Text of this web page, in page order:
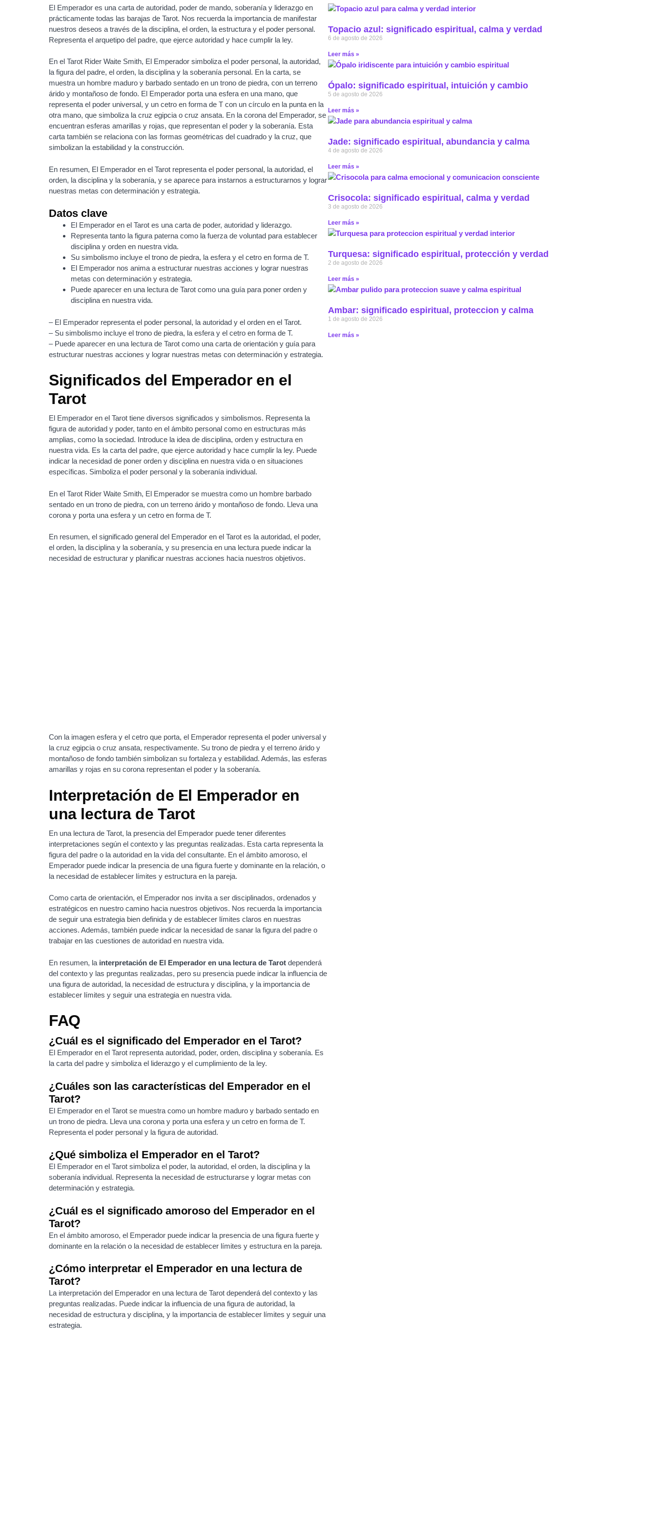
El Emperador es una carta de autoridad, poder de mando, soberanía y liderazgo en
prácticamente todas las barajas de Tarot. Nos recuerda la importancia de manifestar
nuestros deseos a través de la disciplina, el orden, la estructura y el poder personal.
Representa el arquetipo del padre, que ejerce autoridad y hace cumplir la ley.
En el Tarot Rider Waite Smith, El Emperador simboliza el poder personal, la autoridad,
la figura del padre, el orden, la disciplina y la soberanía personal. En la carta, se
muestra un hombre maduro y barbado sentado en un trono de piedra, con un terreno
árido y montañoso de fondo. El Emperador porta una esfera en una mano, que
representa el poder universal, y un cetro en forma de T con un círculo en la punta en la
otra mano, que simboliza la cruz egipcia o cruz ansata. En la corona del Emperador, se
encuentran esferas amarillas y rojas, que representan el poder y la soberanía. Esta
carta también se relaciona con las formas geométricas del cuadrado y la cruz, que
simbolizan la estabilidad y la construcción.
En resumen, El Emperador en el Tarot representa el poder personal, la autoridad, el
orden, la disciplina y la soberanía, y se aparece para instarnos a estructurarnos y lograr
nuestras metas con determinación y estrategia.
Datos clave
El Emperador en el Tarot es una carta de poder, autoridad y liderazgo.
Representa tanto la figura paterna como la fuerza de voluntad para establecer
disciplina y orden en nuestra vida.
Su simbolismo incluye el trono de piedra, la esfera y el cetro en forma de T.
El Emperador nos anima a estructurar nuestras acciones y lograr nuestras
metas con determinación y estrategia.
Puede aparecer en una lectura de Tarot como una guía para poner orden y
disciplina en nuestra vida.
– El Emperador representa el poder personal, la autoridad y el orden en el Tarot.
– Su simbolismo incluye el trono de piedra, la esfera y el cetro en forma de T.
– Puede aparecer en una lectura de Tarot como una carta de orientación y guía para
estructurar nuestras acciones y lograr nuestras metas con determinación y estrategia.
Significados del Emperador en el
Tarot
El Emperador en el Tarot tiene diversos significados y simbolismos. Representa la
figura de autoridad y poder, tanto en el ámbito personal como en estructuras más
amplias, como la sociedad. Introduce la idea de disciplina, orden y estructura en
nuestra vida. Es la carta del padre, que ejerce autoridad y hace cumplir la ley. Puede
indicar la necesidad de poner orden y disciplina en nuestra vida o en situaciones
específicas. Simboliza el poder personal y la soberanía individual.
En el Tarot Rider Waite Smith, El Emperador se muestra como un hombre barbado
sentado en un trono de piedra, con un terreno árido y montañoso de fondo. Lleva una
corona y porta una esfera y un cetro en forma de T.
En resumen, el significado general del Emperador en el Tarot es la autoridad, el poder,
el orden, la disciplina y la soberanía, y su presencia en una lectura puede indicar la
necesidad de estructurar y planificar nuestras acciones hacia nuestros objetivos.
Con la imagen esfera y el cetro que porta, el Emperador representa el poder universal y
la cruz egipcia o cruz ansata, respectivamente. Su trono de piedra y el terreno árido y
montañoso de fondo también simbolizan su fortaleza y estabilidad. Además, las esferas
amarillas y rojas en su corona representan el poder y la soberanía.
Interpretación de El Emperador en
una lectura de Tarot
En una lectura de Tarot, la presencia del Emperador puede tener diferentes
interpretaciones según el contexto y las preguntas realizadas. Esta carta representa la
figura del padre o la autoridad en la vida del consultante. En el ámbito amoroso, el
Emperador puede indicar la presencia de una figura fuerte y dominante en la relación, o
la necesidad de establecer límites y estructura en la pareja.
Como carta de orientación, el Emperador nos invita a ser disciplinados, ordenados y
estratégicos en nuestro camino hacia nuestros objetivos. Nos recuerda la importancia
de seguir una estrategia bien definida y de establecer límites claros en nuestras
acciones. Además, también puede indicar la necesidad de sanar la figura del padre o
trabajar en las cuestiones de autoridad en nuestra vida.
En resumen, la interpretación de El Emperador en una lectura de Tarot dependerá
del contexto y las preguntas realizadas, pero su presencia puede indicar la influencia de
una figura de autoridad, la necesidad de estructura y disciplina, y la importancia de
establecer límites y seguir una estrategia en nuestra vida.
FAQ
¿Cuál es el significado del Emperador en el Tarot?
El Emperador en el Tarot representa autoridad, poder, orden, disciplina y soberanía. Es
la carta del padre y simboliza el liderazgo y el cumplimiento de la ley.
¿Cuáles son las características del Emperador en el
Tarot?
El Emperador en el Tarot se muestra como un hombre maduro y barbado sentado en
un trono de piedra. Lleva una corona y porta una esfera y un cetro en forma de T.
Representa el poder personal y la figura de autoridad.
¿Qué simboliza el Emperador en el Tarot?
El Emperador en el Tarot simboliza el poder, la autoridad, el orden, la disciplina y la
soberanía individual. Representa la necesidad de estructurarse y lograr metas con
determinación y estrategia.
¿Cuál es el significado amoroso del Emperador en el
Tarot?
En el ámbito amoroso, el Emperador puede indicar la presencia de una figura fuerte y
dominante en la relación o la necesidad de establecer límites y estructura en la pareja.
¿Cómo interpretar el Emperador en una lectura de
Tarot?
La interpretación del Emperador en una lectura de Tarot dependerá del contexto y las
preguntas realizadas. Puede indicar la influencia de una figura de autoridad, la
necesidad de estructura y disciplina, y la importancia de establecer límites y seguir una
estrategia.
Topacio azul: significado espiritual, calma y verdad
6 de agosto de 2026
Leer más »
Ópalo: significado espiritual, intuición y cambio
5 de agosto de 2026
Leer más »
Jade: significado espiritual, abundancia y calma
4 de agosto de 2026
Leer más »
Crisocola: significado espiritual, calma y verdad
3 de agosto de 2026
Leer más »
Turquesa: significado espiritual, protección y verdad
2 de agosto de 2026
Leer más »
Ambar: significado espiritual, proteccion y calma
1 de agosto de 2026
Leer más »